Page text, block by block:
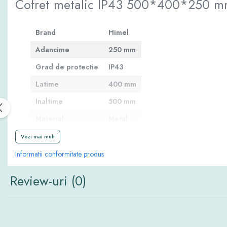
Cofret metalic IP43 500*400*250
Brand
Himel
Adancime
250 mm
Grad de protectie
IP43
Latime
400 mm
Inaltime
500 mm
Vezi mai mult
Informatii conformitate produs
Review-uri (0)